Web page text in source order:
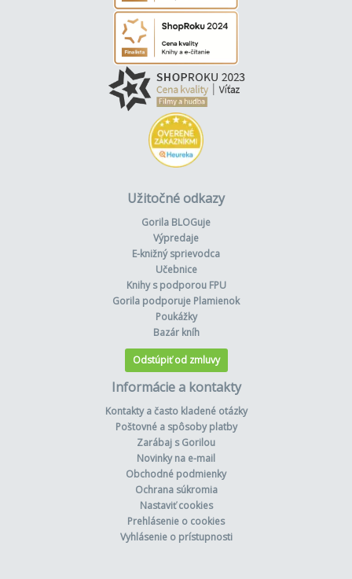
Užitočné odkazy
Gorila BLOGuje
Výpredaje
E-knižný sprievodca
Učebnice
Knihy s podporou FPU
Gorila podporuje Plamienok
Poukážky
Bazár kníh
Odstúpiť od zmluvy
Informácie a kontakty
Kontakty a často kladené otázky
Poštovné a spôsoby platby
Zarábaj s Gorilou
Novinky na e-mail
Obchodné podmienky
Ochrana súkromia
Nastaviť cookies
Prehlásenie o cookies
Vyhlásenie o prístupnosti